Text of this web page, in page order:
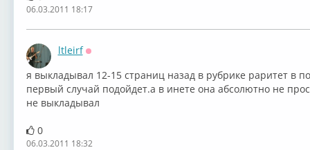
06.03.2011 18:17
ltleirf
я выкладывал 12-15 страниц назад в рубрике раритет в
первый случай подойдет.а в инете она абсолютно не
не выкладывал
0
06.03.2011 18:32